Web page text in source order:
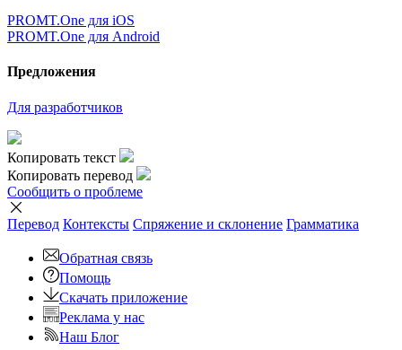
PROMT.One для iOS
PROMT.One для Android
Предложения
Для разработчиков
Копировать текст
Копировать перевод
Сообщить о проблеме
Перевод Контексты Спряжение и склонение Грамматика
Обратная связь
Помощь
Скачать приложение
Реклама у нас
Наш Блог